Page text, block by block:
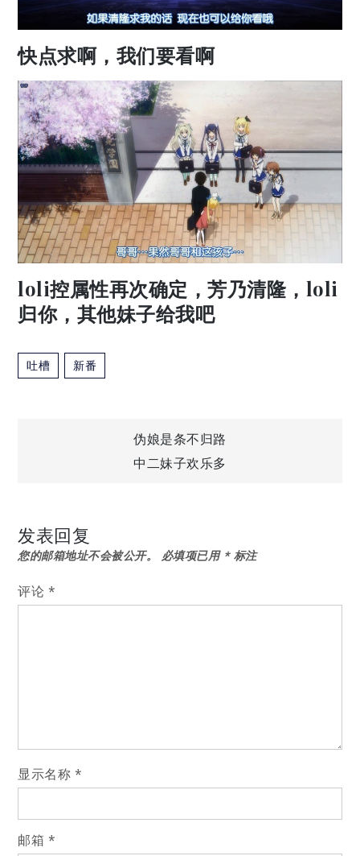
快点求啊，我们要看啊
loli控属性再次确定，芳乃清隆，loli
归你，其他妹子给我吧
吐槽 新番
导
航
伪娘是条不归路
中二妹子欢乐多
发表回复
您的邮箱地址不会被公开。 必填项已用 *标注
评论 *
显示名称 *
邮箱 *